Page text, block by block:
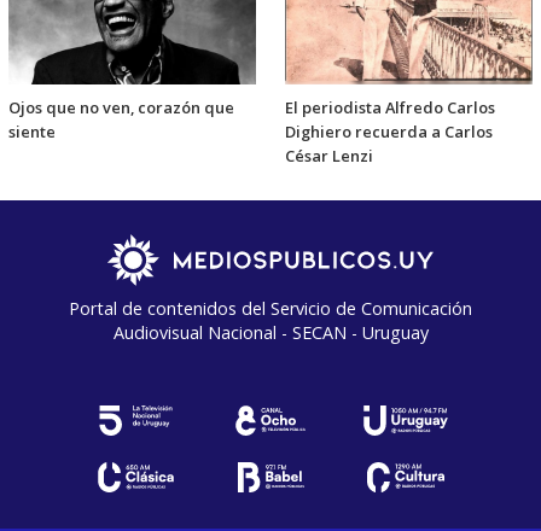
Ojos que no ven, corazón que
siente
El periodista Alfredo Carlos
Dighiero recuerda a Carlos
César Lenzi
Portal de contenidos del Servicio de Comunicación
Audiovisual Nacional - SECAN - Uruguay